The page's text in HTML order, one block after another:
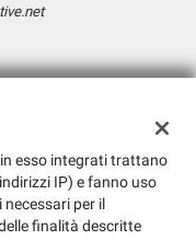
esso integrati trattano
IP) e fanno uso
necessari per il
finalità descritte